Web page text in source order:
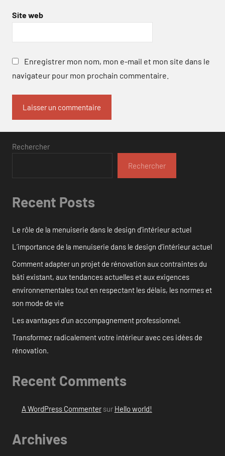
Site web
Enregistrer mon nom, mon e-mail et mon site dans le
navigateur pour mon prochain commentaire.
Rechercher
Rechercher
Recent Posts
Le rôle de la menuiserie dans le design d’intérieur actuel
L’importance de la menuiserie dans le design d’intérieur actuel
Comment adapter un projet de rénovation aux contraintes du
bâti existant, aux tendances actuelles et aux exigences
environnementales tout en respectant les délais, les normes et
son mode de vie
Les avantages d’un accompagnement professionnel.
Transformez radicalement votre intérieur avec ces idées de
rénovation.
Recent Comments
A WordPress Commentersur Hello world!
Archives